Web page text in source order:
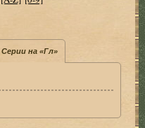
Серии на «Гл»